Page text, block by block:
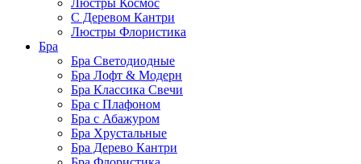
Люстры Космос
С Деревом Кантри
Люстры Флористика
Бра
Бра Светодиодные
Бра Лофт & Модерн
Бра Классика Свечи
Бра с Плафоном
Бра с Абажуром
Бра Хрустальные
Бра Дерево Кантри